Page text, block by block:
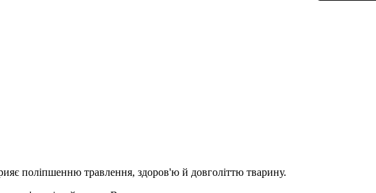
поліпшенню травлення, здоров'ю й довголіттю тварину.